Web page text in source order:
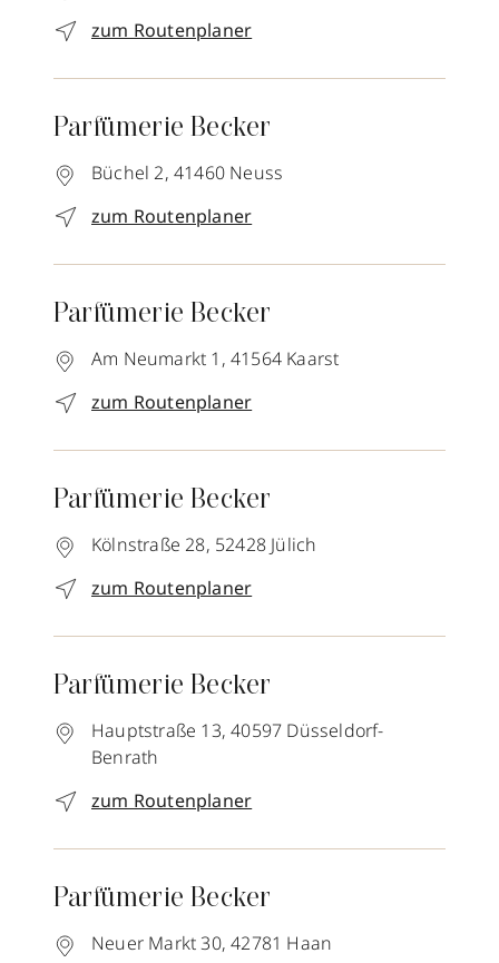
zum Routenplaner
Parfümerie Becker
Büchel 2, 41460 Neuss
zum Routenplaner
Parfümerie Becker
Am Neumarkt 1, 41564 Kaarst
zum Routenplaner
Parfümerie Becker
Kölnstraße 28, 52428 Jülich
zum Routenplaner
Parfümerie Becker
Hauptstraße 13, 40597 Düsseldorf-
Benrath
zum Routenplaner
Parfümerie Becker
Neuer Markt 30, 42781 Haan